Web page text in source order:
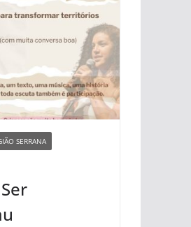
SERRANA